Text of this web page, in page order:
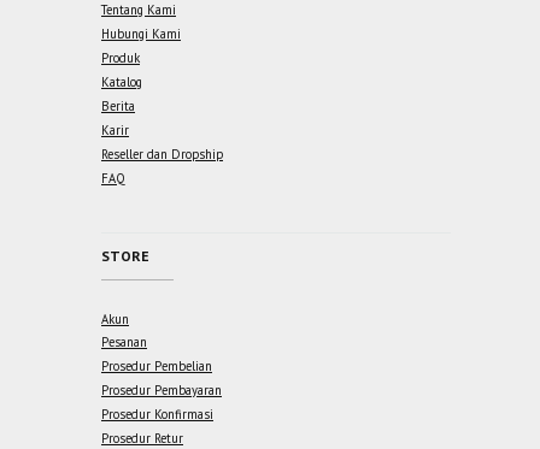
Tentang Kami
Hubungi Kami
Produk
Katalog
Berita
Karir
Reseller dan Dropship
FAQ
STORE
Akun
Pesanan
Prosedur Pembelian
Prosedur Pembayaran
Prosedur Konfirmasi
Prosedur Retur